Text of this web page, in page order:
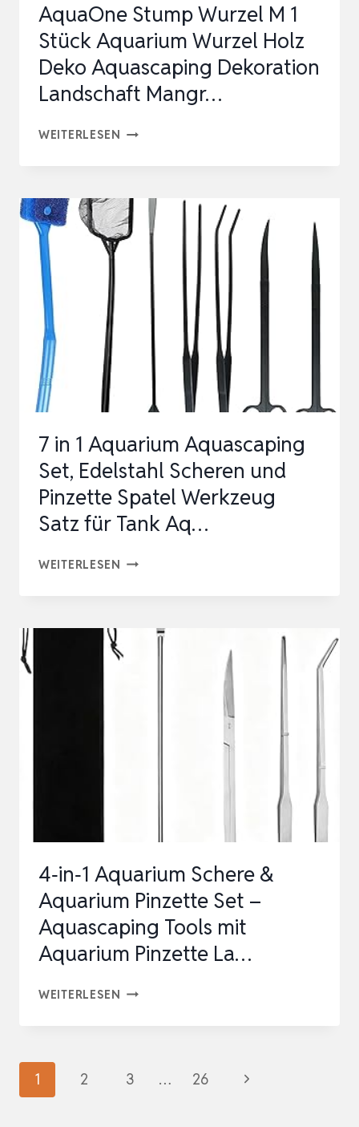
AquaOne Stump Wurzel M 1
Stück Aquarium Wurzel Holz
Deko Aquascaping Dekoration
Landschaft Mangr…
WEITERLESEN AQUAONE
M
1
STÜCK
AQUARIUM
WURZEL
HOLZ
DEKO
AQUASCAPING
DEKORATION
MANGR…
7 in 1 Aquarium Aquascaping
Set, Edelstahl Scheren und
Pinzette Spatel Werkzeug
Satz für Tank Aq…
WEITERLESEN 7
AQUARIUM
AQUASCAPING
FÜR
TANK
AQ…
4‑in‑1 Aquarium Schere &
Aquarium Pinzette Set –
Aquascaping Tools mit
Aquarium Pinzette La…
WEITERLESEN 4‑IN‑1
AQUARIUM
Seitennavigation
1 2 3 … 26
Nächste